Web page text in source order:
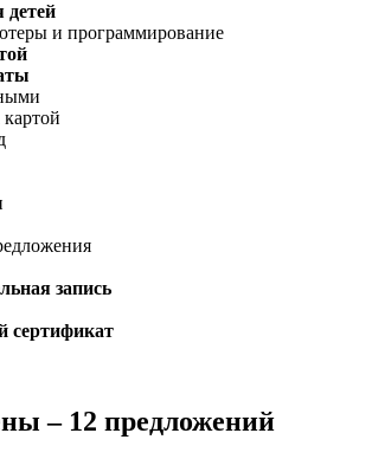
детей
и программирование
картой
запись
сертификат
– 12 предложений